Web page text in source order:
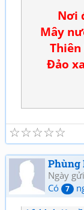
Nơi
Mây
Đảo
☆
☆
☆
☆
☆
Phùng
Ngày
Có
7